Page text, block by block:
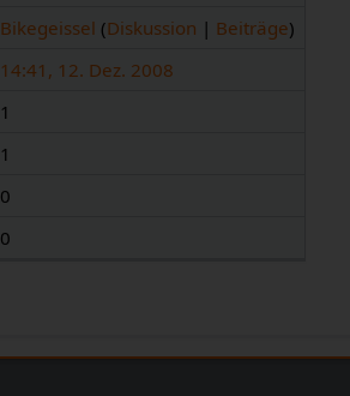
Bikegeissel (Diskussion | Beiträge)
14:41, 12. Dez. 2008
1
1
0
0